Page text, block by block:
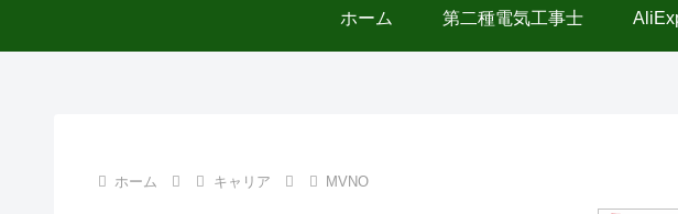
ホーム 第二種電気工事士
ホーム キャリア MVNO